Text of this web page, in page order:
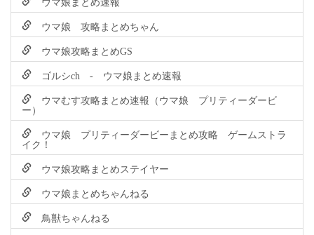
ウマ娘 攻略まとめちゃん
ウマ娘攻略まとめGS
ゴルシch - ウマ娘まとめ速報
ウマむす攻略まとめ速報（ウマ娘 プリティーダービ
ー）
ウマ娘 プリティーダービーまとめ攻略 ゲームストラ
イク！
ウマ娘攻略まとめステイヤー
ウマ娘まとめちゃんねる
鳥獣ちゃんねる